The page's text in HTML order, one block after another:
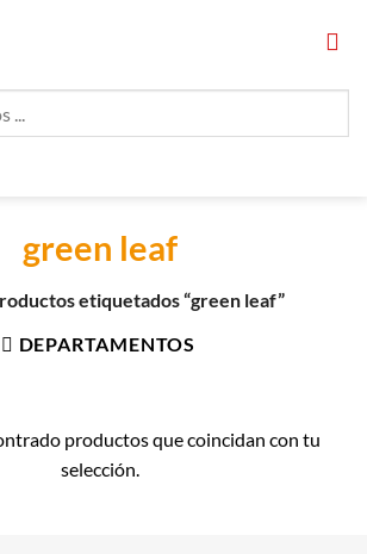
green leaf
etiquetados “green leaf”
DEPARTAMENTOS
productos que coincidan con tu
selección.